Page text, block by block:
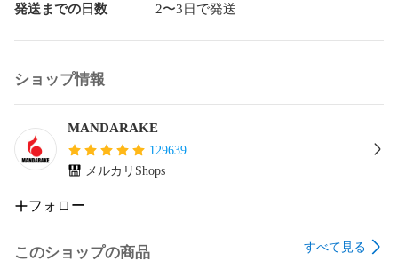
開封品の内、音声や発光等の機能を有する商品に関しては動
りません。
電池やはがき、チラシ等の商品の性質に影響しない付属品は
付属しない場合がございます。
商品に付属している応募券やシリアルコード等は利用できな
い場合がございます。
布製品(バッグ、タペストリー、ハンカチ等)は保管や発送時の
発送までの日数 2〜3日で発送
ショップ情報
MANDARAKE
129639
メルカリShops
フォロー
このショップの商品 すべて見る